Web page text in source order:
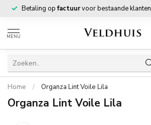
Betaling opfactuurvoor bestaande klanten
MENU
Home / Organza Lint Voile Lila
Organza Lint Voile Lila